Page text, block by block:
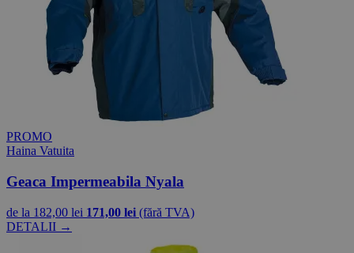
PROMO
Haina Vatuita
Geaca Impermeabila Nyala
de la 182,00 lei 171,00 lei (fără TVA)
DETALII →